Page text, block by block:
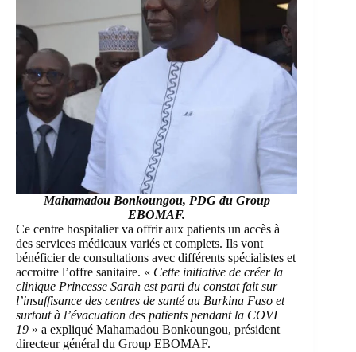
Mahamadou Bonkoungou, PDG du Group
EBOMAF.
Ce centre hospitalier va offrir aux patients un accès à
des services médicaux variés et complets. Ils vont
bénéficier de consultations avec différents spécialistes et
accroitre l’offre sanitaire. « Cette initiative de créer la
clinique Princesse Sarah est parti du constat fait sur
l’insuffisance des centres de santé au Burkina Faso et
surtout à l’évacuation des patients pendant la COVI
19 » a expliqué Mahamadou Bonkoungou, président
directeur général du Group EBOMAF.